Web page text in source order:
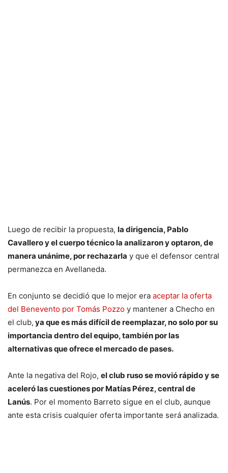
Luego de recibir la propuesta, la dirigencia, Pablo
Cavallero y el cuerpo técnico la analizaron y optaron, de
manera unánime, por rechazarla y que el defensor central
permanezca en Avellaneda.
En conjunto se decidió que lo mejor era aceptar la oferta
del Benevento por Tomás Pozzo y mantener a Checho en
el club, ya que es más difícil de reemplazar, no solo por su
importancia dentro del equipo, también por las
alternativas que ofrece el mercado de pases.
Ante la negativa del Rojo, el club ruso se movió rápido y se
aceleró las cuestiones por Matías Pérez, central de
Lanús. Por el momento Barreto sigue en el club, aunque
ante esta crisis cualquier oferta importante será analizada.